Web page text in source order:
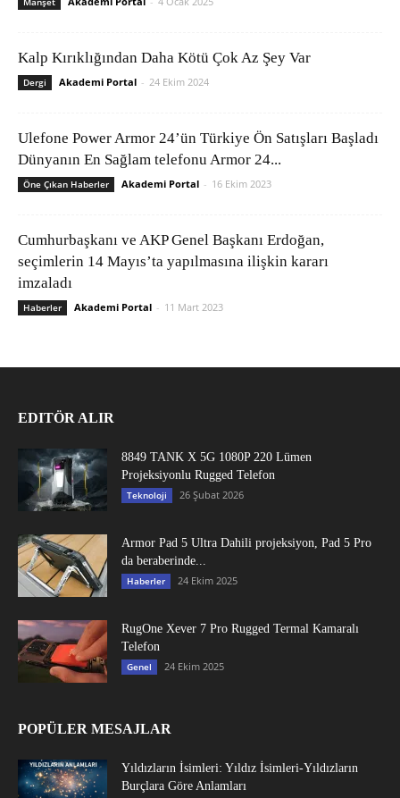
Kalp Kırıklığından Daha Kötü Çok Az Şey Var
Dergi Akademi Portal - 24 Ekim 2024
Ulefone Power Armor 24’ün Türkiye Ön Satışları Başladı
Dünyanın En Sağlam telefonu Armor 24...
Öne Çıkan Haberler Akademi Portal - 16 Ekim 2023
Cumhurbaşkanı ve AKP Genel Başkanı Erdoğan,
seçimlerin 14 Mayıs’ta yapılmasına ilişkin kararı
imzaladı
Haberler Akademi Portal - 11 Mart 2023
EDITÖR ALIR
8849 TANK X 5G 1080P 220 Lümen
Projeksiyonlu Rugged Telefon
Teknoloji 26 Şubat 2026
Armor Pad 5 Ultra Dahili projeksiyon, Pad 5 Pro
da beraberinde...
Haberler 24 Ekim 2025
RugOne Xever 7 Pro Rugged Termal Kamaralı
Telefon
Genel 24 Ekim 2025
POPÜLER MESAJLAR
Yıldızların İsimleri: Yıldız İsimleri-Yıldızların
Burçlara Göre Anlamları